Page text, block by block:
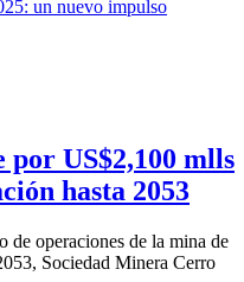
US$2,100 mlls
hasta 2053
de operaciones de la mina de
Sociedad Minera Cerro